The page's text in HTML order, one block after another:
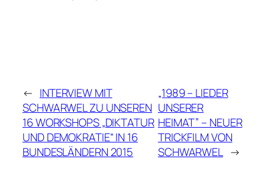
← INTERVIEW MIT
SCHWARWEL ZU UNSEREN
16 WORKSHOPS „DIKTATUR
UND DEMOKRATIE“ IN 16
BUNDESLÄNDERN 2015
„1989 – LIEDER
UNSERER
HEIMAT” – NEUER
TRICKFILM VON
SCHWARWEL →